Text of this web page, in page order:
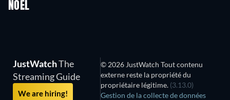
NOËL
JustWatchThe
Streaming Guide
We are hiring!
© 2026 JustWatch Tout contenu
externe reste la propriété du
propriétaire légitime. (3.13.0)
Gestion de la collecte de données